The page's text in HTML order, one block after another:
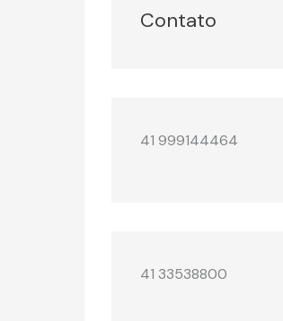
Contato
41 999144464
41 33538800